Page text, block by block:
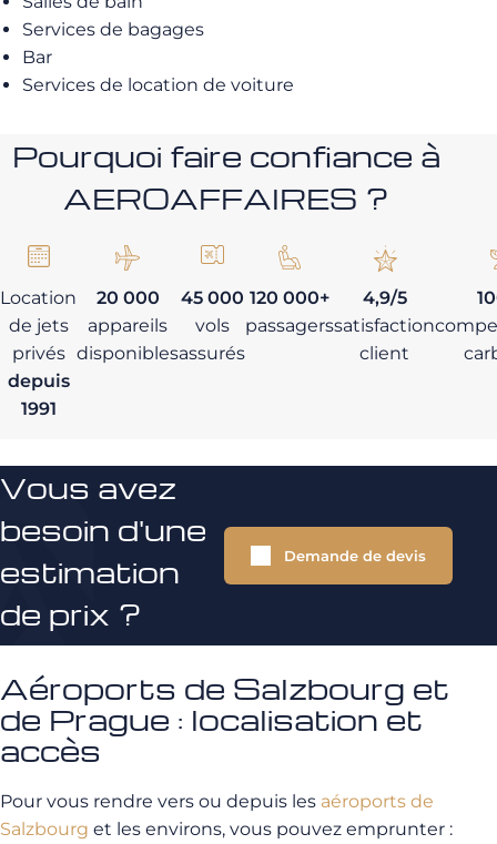
Services de bagages
Bar
Services de location de voiture
Pourquoi faire confiance à
AEROAFFAIRES ?
Location
de jets
privés
depuis
1991
20 000
appareils
disponibles
45 000
vols
assurés
120 000+
passagers
4,9/5
satisfaction
client
Vous avez
besoin d'une
estimation
de prix ?
Demande de devis
Aéroports de Salzbourg et
de Prague : localisation et
accès
Pour vous rendre vers ou depuis les aéroports de
Salzbourg et les environs, vous pouvez emprunter :